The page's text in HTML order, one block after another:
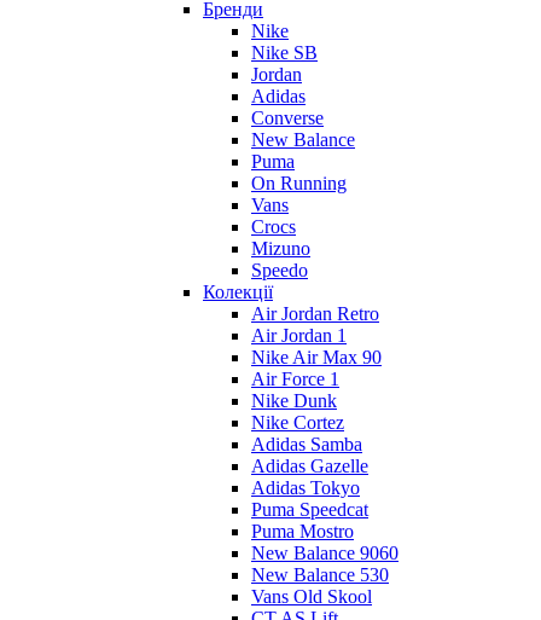
Бренди
Nike
Nike SB
Jordan
Adidas
Converse
New Balance
Puma
On Running
Vans
Crocs
Mizuno
Speedo
Колекції
Air Jordan Retro
Air Jordan 1
Nike Air Max 90
Air Force 1
Nike Dunk
Nike Cortez
Adidas Samba
Adidas Gazelle
Adidas Tokyo
Puma Speedcat
Puma Mostro
New Balance 9060
New Balance 530
Vans Old Skool